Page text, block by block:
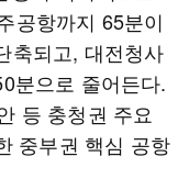
공항까지 65분이
축되고, 대전청사
분으로 줄어든다.
등 충청권 주요
중부권 핵심 공항